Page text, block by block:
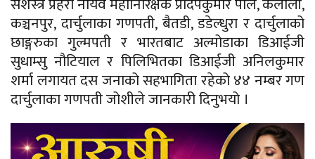
कञ्चनपुर, दार्चुलाका गणपती, बैतडी, डडेल्धुरा र दार्चुलाको
छाङ्गरुका गुल्मपती र भारतबाट अल्मोडाका डिआईजी
सुधाम्सु नौटियाल र पिलिभितका डिआईजी अनिलकुमार
शर्मा लगायत दस जनाको सहभागिता रहेको ४४ नम्बर गण
दार्चुलाका गणपती जोशीले जानकारी दिनुभयो ।